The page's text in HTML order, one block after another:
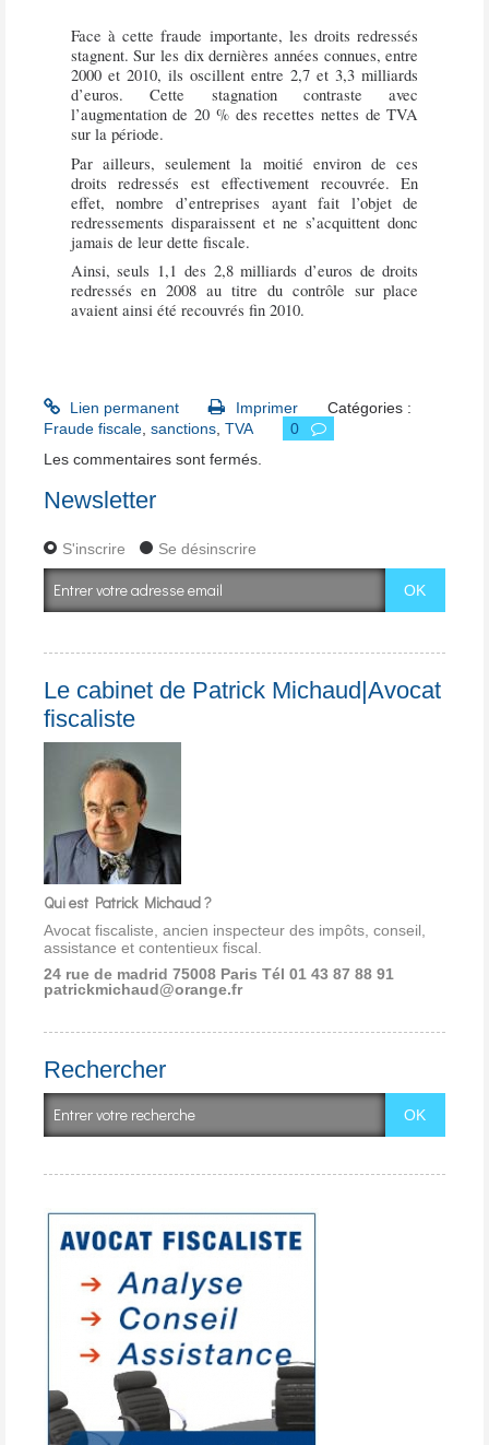
Face à cette fraude importante, les droits redressés
stagnent. Sur les dix dernières années connues, entre
2000 et 2010, ils oscillent entre 2,7 et 3,3 milliards
d’euros. Cette stagnation contraste avec
l’augmentation de 20 % des recettes nettes de TVA
sur la période.
Par ailleurs, seulement la moitié environ de ces
droits redressés est effectivement recouvrée. En
effet, nombre d’entreprises ayant fait l’objet de
redressements disparaissent et ne s’acquittent donc
jamais de leur dette fiscale.
Ainsi, seuls 1,1 des 2,8 milliards d’euros de droits
redressés en 2008 au titre du contrôle sur place
avaient ainsi été recouvrés fin 2010.
Lien permanent Imprimer
Catégories :
Fraude fiscale, sanctions, TVA
0
Les commentaires sont fermés.
Newsletter
S'inscrire Se désinscrire
Le cabinet de Patrick Michaud|Avocat
fiscaliste
Qui est Patrick Michaud ?
Avocat fiscaliste, ancien inspecteur des impôts, conseil,
assistance et contentieux fiscal.
24 rue de madrid 75008 Paris Tél 01 43 87 88 91
patrickmichaud@orange.fr
Rechercher